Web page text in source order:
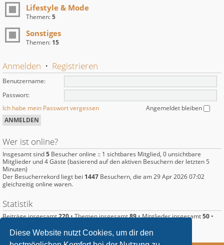
Diese Website nutzt Cookies, um dir den
Lifestyle & Mode
Themen:5
Sonstiges
Themen: 15
Anmelden • Registrieren
Benutzername:
Passwort:
Ich habe mein Passwort vergessen
Angemeldet bleiben
Wer ist online?
Insgesamt sind5 Besucher online :: 1 sichtbares Mitglied, 0 unsichtbare
Mitglieder und 4 Gäste (basierend auf den aktiven Besuchern der letzten 5
Minuten)
Der Besucherrekord liegt bei 1447 Besuchern, die am 29 Apr 2026 07:02
gleichzeitig online waren.
Statistik
Beiträge insgesamt220• Themen insgesamt89• Mitglieder insgesamt50 •